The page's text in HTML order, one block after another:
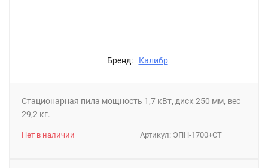
Бренд: Калибр
Стационарная пила мощность 1,7 кВт, диск 250 мм, вес
29,2 кг.
Артикул: ЭПН-1700+СТ
Нет в наличии